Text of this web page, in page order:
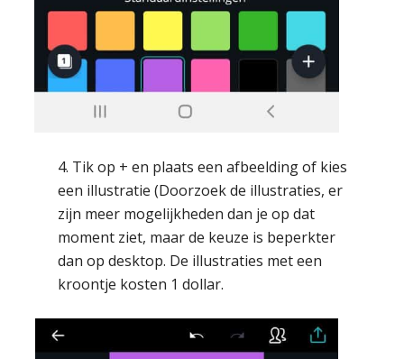
4. Tik op + en plaats een afbeelding of kies
een illustratie (Doorzoek de illustraties, er
zijn meer mogelijkheden dan je op dat
moment ziet, maar de keuze is beperkter
dan op desktop. De illustraties met een
kroontje kosten 1 dollar.